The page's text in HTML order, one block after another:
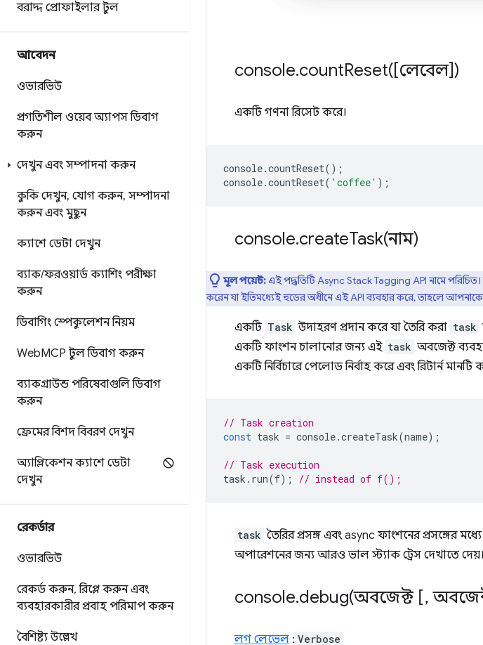
বরাদ্দ প্রোফাইলার টুল
আবেদন
ওভারভিউ
প্রগতিশীল ওয়েব অ্যাপস ডিবাগ
করুন
দেখুন এবং সম্পাদনা করুন
কুকি দেখুন, যোগ করুন, সম্পাদনা
করুন এবং মুছুন
ক্যাশে ডেটা দেখুন
ব্যাক/ফরওয়ার্ড ক্যাশিং পরীক্ষা
করুন
ডিবাগিং স্পেকুলেশন নিয়ম
WebMCP টুল ডিবাগ করুন
ব্যাকগ্রাউন্ড পরিষেবাগুলি ডিবাগ
করুন
ফ্রেমের বিশদ বিবরণ দেখুন
অ্যাপ্লিকেশন ক্যাশে ডেটা
দেখুন
রেকর্ডার
ওভারভিউ
রেকর্ড করুন, রিপ্লে করুন এবং
ব্যবহারকারীর প্রবাহ পরিমাপ করুন
বৈশিষ্ট্য উল্লেখ
console.countReset([লেবেল])
একটি গণনা রিসেট করে।
console.countReset();
console.countReset( 'coffee' );
console.createTask(নাম)
মূল পয়েন্ট:এই পদ্ধতিটি Async Stack Tagging API নামে
করেন যা ইতিমধ্যেই হুডের অধীনে এই API ব্যবহার করে, তাহলে
একটি Task উদাহরণ প্রদান করে যা তৈরি করা task
একটি ফাংশন চালানোর জন্য এই task অবজেক্ট
একটি নির্বিচারে পেলোড নির্বাহ করে এবং রিটার্ন
// Task creation
const task = console.createTask(name);
// Task execution
task . run(f); // instead of f();
task তৈরির প্রসঙ্গ এবং async ফাংশনের প্রসঙ্গের
অপারেশনের জন্য আরও ভাল স্ট্যাক ট্রেস দেখাতে
console.debug(অবজেক্ট [,
লগ লেভেল : Verbose